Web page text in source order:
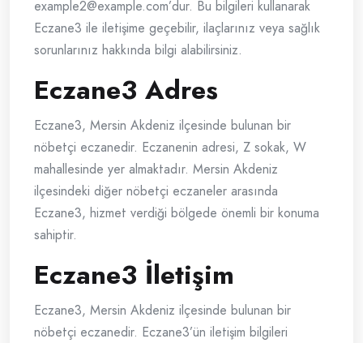
example2@example.com’dur. Bu bilgileri kullanarak
Eczane3 ile iletişime geçebilir, ilaçlarınız veya sağlık
sorunlarınız hakkında bilgi alabilirsiniz.
Eczane3 Adres
Eczane3, Mersin Akdeniz ilçesinde bulunan bir
nöbetçi eczanedir. Eczanenin adresi, Z sokak, W
mahallesinde yer almaktadır. Mersin Akdeniz
ilçesindeki diğer nöbetçi eczaneler arasında
Eczane3, hizmet verdiği bölgede önemli bir konuma
sahiptir.
Eczane3 İletişim
Eczane3, Mersin Akdeniz ilçesinde bulunan bir
nöbetçi eczanedir. Eczane3’ün iletişim bilgileri